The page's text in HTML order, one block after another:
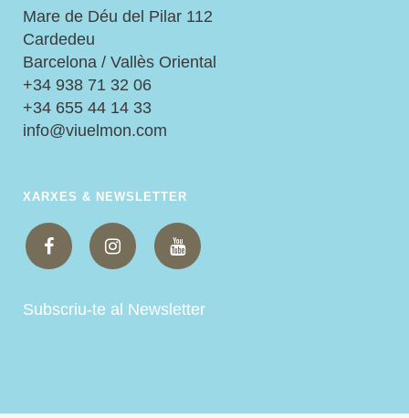
Mare de Déu del Pilar 112
Cardedeu
Barcelona / Vallès Oriental
+34 938 71 32 06
+34 655 44 14 33
info@viuelmon.com
XARXES & NEWSLETTER
Subscriu-te al Newsletter